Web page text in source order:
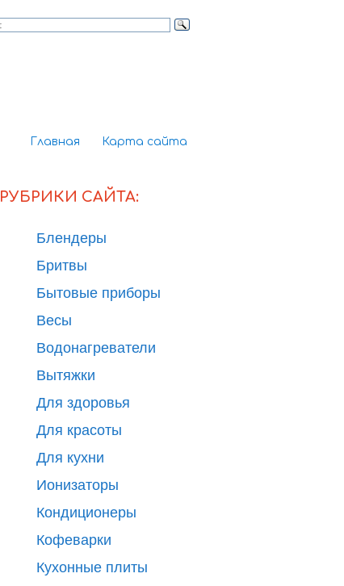
Главная Карта сайта
РУБРИКИ САЙТА:
Блендеры
Бритвы
Бытовые приборы
Весы
Водонагреватели
Вытяжки
Для здоровья
Для красоты
Для кухни
Ионизаторы
Кондиционеры
Кофеварки
Кухонные плиты